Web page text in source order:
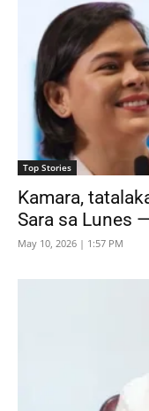
Top Stories
Kamara,
Sara sa Lunes
May 10, 2026 | 1:57 PM